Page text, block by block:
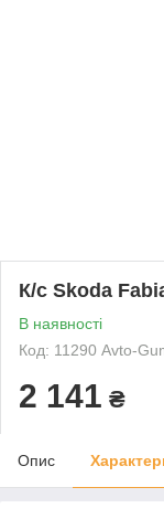
К/с Skoda
В наявності
Код: 11290 Avto-
2 141 ₴
Опис